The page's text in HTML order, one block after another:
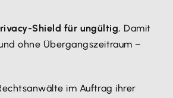
Shield für ungültig. Damit
ohne Übergangszeitraum –
im Auftrag ihrer